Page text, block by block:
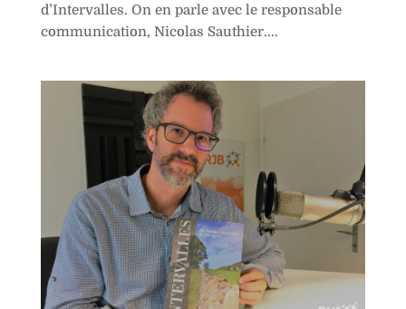
d’Intervalles. On en parle avec le responsable
communication, Nicolas Sauthier....